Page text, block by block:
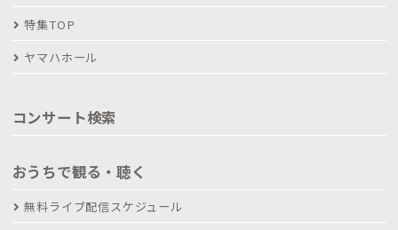
特集TOP
ヤマハホール
コンサート検索
おうちで観る・聴く
無料ライブ配信スケジュール